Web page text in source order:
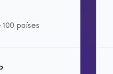
100 países